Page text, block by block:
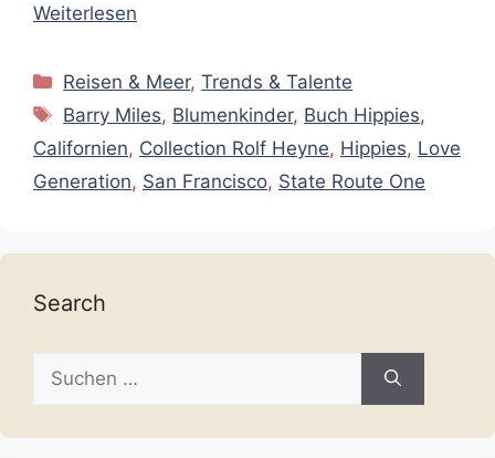
Weiterlesen
Kategorien
Reisen & Meer,Trends & Talente
Schlagwörter
Barry Miles, Blumenkinder, Buch Hippies,
Californien, Collection Rolf Heyne, Hippies, Love
Generation, San Francisco, State Route One
Search
nach: